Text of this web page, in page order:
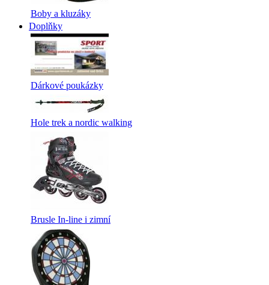
Boby a kluzáky
Doplňky
Dárkové poukázky
Hole trek a nordic walking
Brusle In-line i zimní